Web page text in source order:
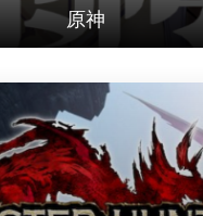
原神